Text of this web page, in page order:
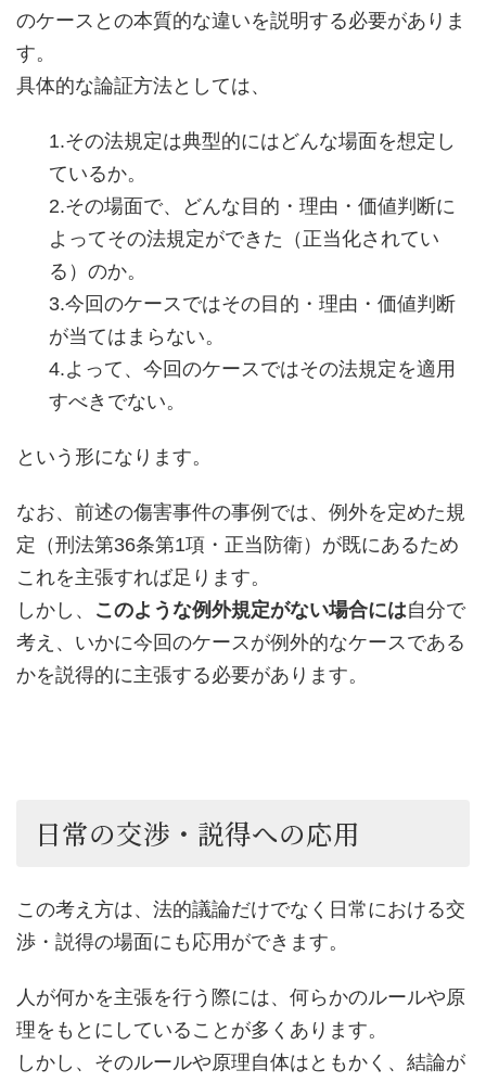
のケースとの本質的な違いを説明する必要がありま
す。
具体的な論証方法としては、
1.その法規定は典型的にはどんな場面を想定し
ているか。
2.その場面で、どんな目的・理由・価値判断に
よってその法規定ができた（正当化されてい
る）のか。
3.今回のケースではその目的・理由・価値判断
が当てはまらない。
4.よって、今回のケースではその法規定を適用
すべきでない。
という形になります。
なお、前述の傷害事件の事例では、例外を定めた規
定（刑法第36条第1項・正当防衛）が既にあるため
これを主張すれば足ります。
しかし、 このような例外規定がない場合には自分で
考え、いかに今回のケースが例外的なケースである
かを説得的に主張する必要があります。
日常の交渉・説得への応用
この考え方は、法的議論だけでなく日常における交
渉・説得の場面にも応用ができます。
人が何かを主張を行う際には、何らかのルールや原
理をもとにしていることが多くあります。
しかし、そのルールや原理自体はともかく、結論が